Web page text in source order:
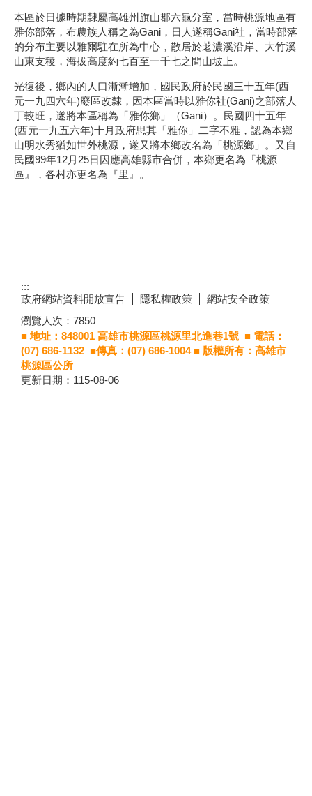
本區於日據時期隸屬高雄州旗山郡六龜分室，當時桃源地區有
雅你部落，布農族人稱之為Gani，日人遂稱Gani社，當時部落
的分布主要以雅爾駐在所為中心，散居於荖濃溪沿岸、大竹溪
山東支稜，海拔高度約七百至一千七之間山坡上。
光復後，鄉內的人口漸漸增加，國民政府於民國三十五年(西
元一九四六年)廢區改隸，因本區當時以雅你社(Gani)之部落人
丁較旺，遂將本區稱為「雅你鄉」（Gani）。民國四十五年
(西元一九五六年)十月政府思其「雅你」二字不雅，認為本鄉
山明水秀猶如世外桃源，遂又將本鄉改名為「桃源鄉」。又自
民國99年12月25日因應高雄縣市合併，本鄉更名為『桃源
區』，各村亦更名為『里』。
:::
政府網站資料開放宣告
隱私權政策
網站安全政策
瀏覽人次： 7850
■ 地址：848001 高雄市桃源區桃源里北進巷1號 ■ 電話：
(07) 686-1132 ■傳真：(07) 686-1004 ■ 版權所有：高雄市
桃源區公所
更新日期： 115-08-06